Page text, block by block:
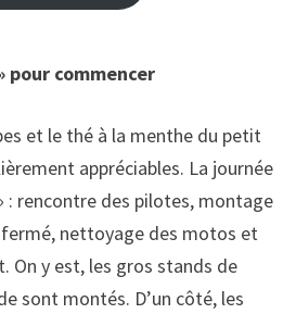
pour commencer
et le thé à la menthe du petit
appréciables. La journée
: rencontre des pilotes, montage
nettoyage des motos et
On y est, les gros stands de
sont montés. D’un côté, les